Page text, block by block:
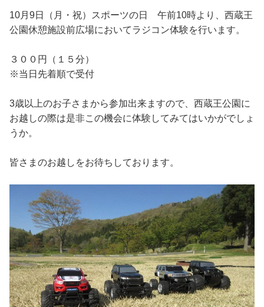
10月9日（月・祝）スポーツの日 午前10時より、西蔵王
公園休憩施設前広場においてラジコン体験を行います。
３００円（１５分）
※当日先着順で受付
3歳以上のお子さまから参加出来ますので、西蔵王公園に
お越しの際は是非この機会に体験してみてはいかがでしょ
うか。
皆さまのお越しをお待ちしております。